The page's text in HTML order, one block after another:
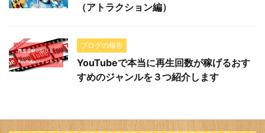
（アトラクション編）
ブログの報告
YouTubeで本当に再生回数が稼げるおす
すめのジャンルを３つ紹介します